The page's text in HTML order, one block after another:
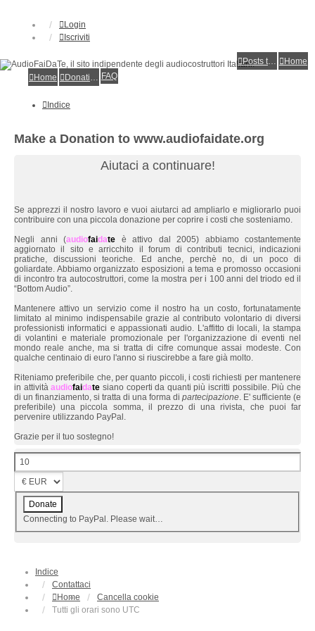
Login
Iscriviti
Posts toplist
Home
Home
Donations FAQ
Indice
Make a Donation to www.audiofaidate.org
Aiutaci a continuare!
Se apprezzi il nostro lavoro e vuoi aiutarci ad ampliarlo e migliorarlo puoi
contribuire con una piccola donazione per coprire i costi che sosteniamo.
Negli anni (audiofaidate è attivo dal 2005) abbiamo costantemente
aggiornato il sito e arricchito il forum di contributi tecnici, indicazioni
pratiche, discussioni teoriche. Ed anche, perchè no, di un poco di
goliardate. Abbiamo organizzato esposizioni a tema e promosso occasioni
di incontro tra autocostruttori, come la mostra per i 100 anni del triodo ed il
“Bottom Audio”.
Mantenere attivo un servizio come il nostro ha un costo, fortunatamente
limitato al minimo indispensabile grazie al contributo volontario di diversi
professionisti informatici e appassionati audio. L'affitto di locali, la stampa
di volantini e materiale promozionale per l'organizzazione di eventi nel
mondo reale anche, ma si tratta di cifre comunque assai modeste. Con
qualche centinaio di euro l'anno si riuscirebbe a fare già molto.
Riteniamo preferibile che, per quanto piccoli, i costi richiesti per mantenere
in attivitàaudiofaidate siano coperti da quanti più iscritti possibile. Più che
di un finanziamento, si tratta di una forma di partecipazione. E' sufficiente (e
preferibile) una piccola somma, il prezzo di una rivista, che puoi far
pervenire utilizzando PayPal.
Grazie per il tuo sostegno!
Connecting to PayPal. Please wait…
Indice
Contattaci
Home
Cancella cookie
Tutti gli orari sono UTC